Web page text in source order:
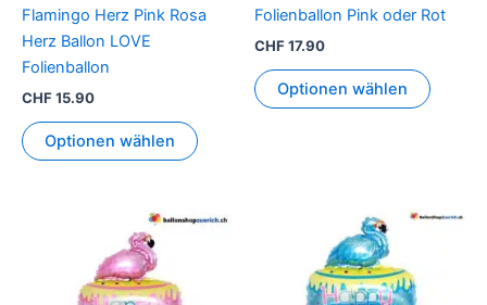
Flamingo Herz Pink Rosa
Herz Ballon LOVE
Folienballon
CHF15.90
Optionen wählen
Folienballon Pink oder Rot
CHF17.90
Optionen wählen
werden